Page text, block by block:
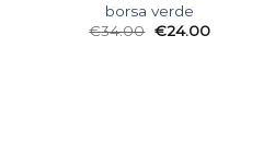
borsa verde
€34.00 €24.00